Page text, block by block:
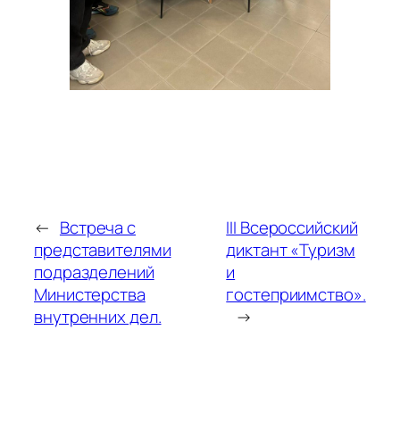
← Встреча с
представителями
подразделений
Министерства
внутренних дел.
III Всероссийский
диктант «Туризм
и
гостеприимство».
→